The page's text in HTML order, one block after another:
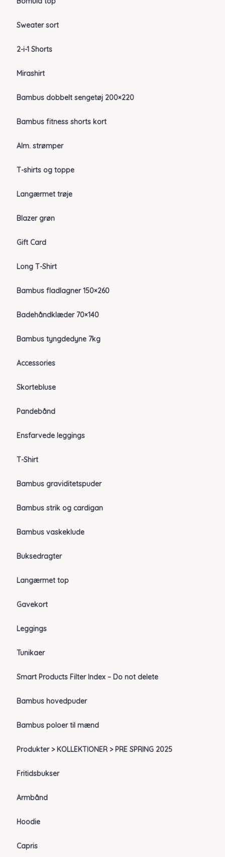
Sweater sort
2-i-1 Shorts
Mirashirt
Bambus dobbelt sengetøj 200×220
Bambus fitness shorts kort
Alm. strømper
T-shirts og toppe
Langærmet trøje
Blazer grøn
Gift Card
Long T-Shirt
Bambus fladlagner 150×260
Badehåndklæder 70×140
Bambus tyngdedyne 7kg
Accessories
Skortebluse
Pandebånd
Ensfarvede leggings
T-Shirt
Bambus graviditetspuder
Bambus strik og cardigan
Bambus vaskeklude
Buksedragter
Langærmet top
Gavekort
Leggings
Tunikaer
Smart Products Filter Index – Do not delete
Bambus hovedpuder
Bambus poloer til mænd
Produkter > KOLLEKTIONER > PRE SPRING 2025
Fritidsbukser
Armbånd
Hoodie
Capris